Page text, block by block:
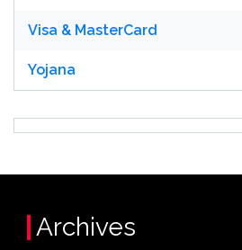
Visa & MasterCard
Yojana
Archives